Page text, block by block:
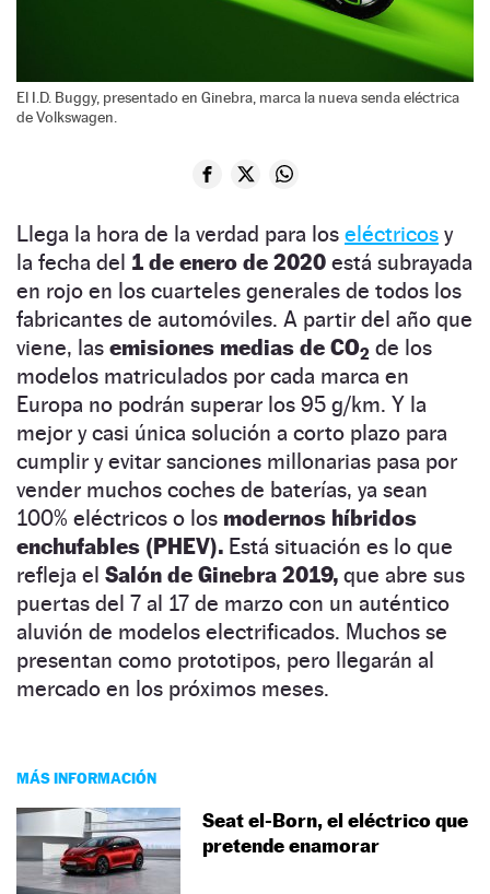
El I.D. Buggy, presentado en Ginebra, marca la nueva senda eléctrica
de Volkswagen.
Llega la hora de la verdad para los eléctricos y
la fecha del 1 de enero de 2020 está subrayada
en rojo en los cuarteles generales de todos los
fabricantes de automóviles. A partir del año que
viene, las emisiones medias de CO2 de los
modelos matriculados por cada marca en
Europa no podrán superar los 95 g/km. Y la
mejor y casi única solución a corto plazo para
cumplir y evitar sanciones millonarias pasa por
vender muchos coches de baterías, ya sean
100% eléctricos o los modernos híbridos
enchufables (PHEV). Está situación es lo que
refleja el Salón de Ginebra 2019, que abre sus
puertas del 7 al 17 de marzo con un auténtico
aluvión de modelos electrificados. Muchos se
presentan como prototipos, pero llegarán al
mercado en los próximos meses.
MÁS INFORMACIÓN
Seat el-Born, el eléctrico que
pretende enamorar